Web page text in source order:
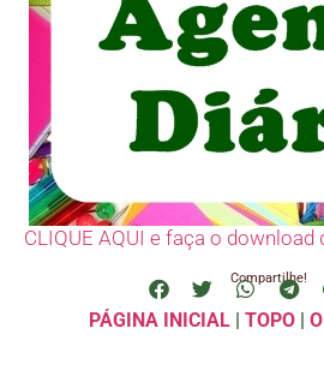
CLIQUE AQUI e faça o download
Compartilhe!
PÁGINA INICIAL| TOPO|